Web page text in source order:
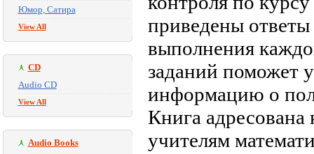
Юмор, Сатира
View All
CD
Audio CD
View All
Audio Books
приведены
выполнения
заданий поможет
информацию о
Книга
учителям